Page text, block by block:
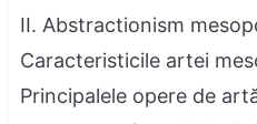
II. Abstractionism
Caracteristicile artei
Principalele opere de